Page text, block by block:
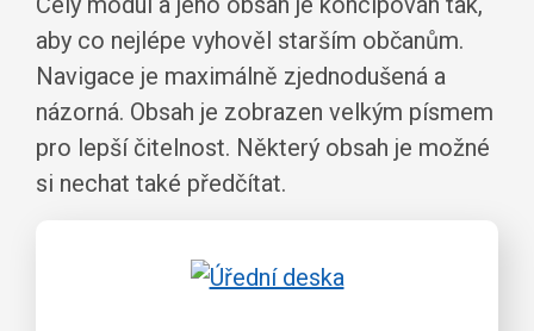
aby co nejlépe vyhověl starším občanům.
Navigace je maximálně zjednodušená a
názorná. Obsah je zobrazen velkým písmem
pro lepší čitelnost. Některý obsah je možné
si nechat také předčítat.